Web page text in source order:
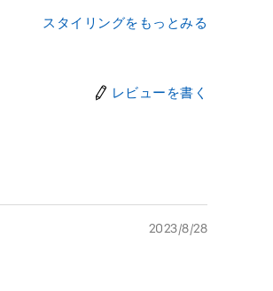
スタイリングをもっとみる
レビューを書く
2023/8/28